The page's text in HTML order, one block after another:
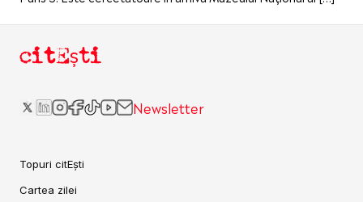
citEști
Newsletter
Topuri citEști
Cartea zilei